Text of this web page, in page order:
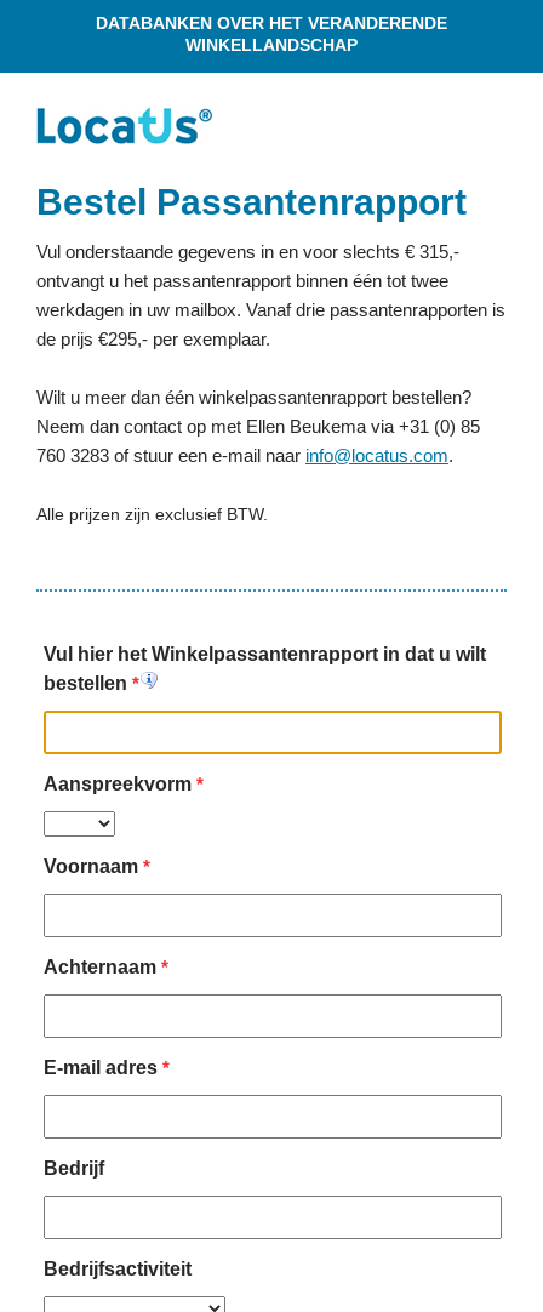
DATABANKEN OVER HET VERANDERENDE
WINKELLANDSCHAP
Bestel Passantenrapport
Vul onderstaande gegevens in en voor slechts € 315,-
ontvangt u het passantenrapport binnen één tot twee
werkdagen in uw mailbox. Vanaf drie passantenrapporten is
de prijs €295,- per exemplaar.
Wilt u meer dan één winkelpassantenrapport bestellen?
Neem dan contact op met Ellen Beukema via +31 (0) 85
760 3283 of stuur een e-mail naar info@locatus.com.
Alle prijzen zijn exclusief BTW.
Vul hier het Winkelpassantenrapport in dat u wilt
bestellen *
Aanspreekvorm *
Voornaam *
Achternaam *
E-mail adres *
Bedrijf
Bedrijfsactiviteit